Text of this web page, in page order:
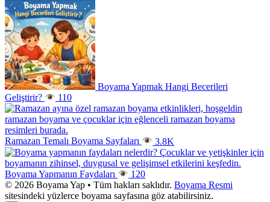
Boyama Yapmak Hangi Becerileri
Geliştirir?
110
Ramazan Temalı Boyama Sayfaları 3.8K
Boyama Yapmanın Faydaları
120
© 2026 Boyama Yap • Tüm hakları saklıdır. Boyama Resmi
sitesindeki yüzlerce boyama sayfasına göz atabilirsiniz.